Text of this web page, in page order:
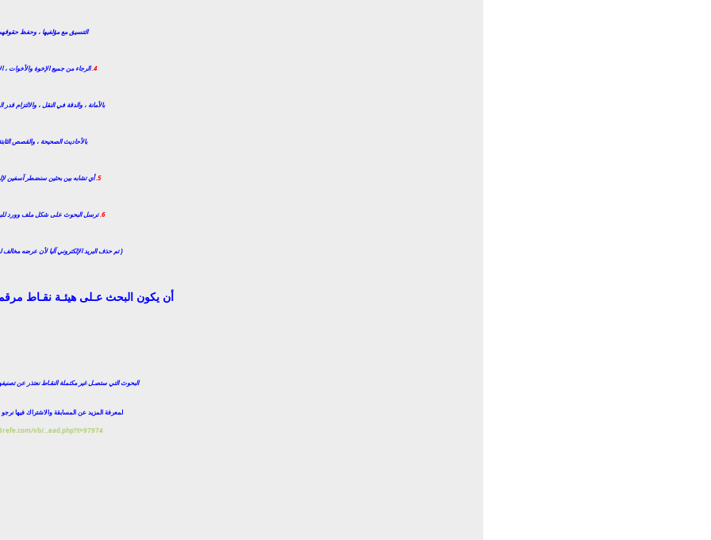
التنسيق مع مؤلفيها ، وحفظ حقوقهم
4. الرجاء من جميع الإخوة والأخوات ،
بالأمانة ، والدقة في النقل ، والالتزام
بالأحاديث الصحيحة ، والقصص الثابتة
5. أي تشابه بين بحثين سنضطر آسفين
6.ترسل البحوث على شكل ملف وورد
( تم حذف البريد الإلكتروني آليا لأن عرضه
أن يكون البحث عـلى هيئـة نقـاط مرقمـة حتى
البحوث التي ستصـل غير مكتملة النقـاط نعتذر عن
لمعرفة المزيد عن المسابقة والاشتراك فيها نرجو
vb/...ead.php?t=97974